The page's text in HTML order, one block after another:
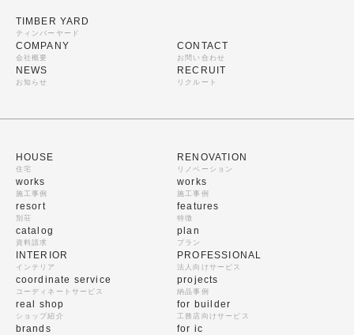
TIMBER YARD
ティンバーヤード
COMPANY
会社概要
NEWS
お知らせ
CONTACT
お問い合わせ
RECRUIT
リクルート
HOUSE
住宅
works
施工事例
resort
別荘
catalog
資料請求
RENOVATION
リノベーション
works
施工事例
features
特徴
plan
プラン
INTERIOR
インテリア
coordinate service
コーディネートサービス
real shop
ショップ紹介
brands
PROFESSIONAL
法人向けサービス
projects
納品事例
for builder
工務店向けサービス
for ic